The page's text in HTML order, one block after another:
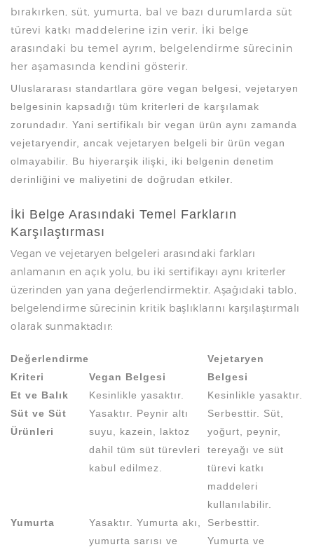
bırakırken, süt, yumurta, bal ve bazı durumlarda süt
türevi katkı maddelerine izin verir. İki belge
arasındaki bu temel ayrım, belgelendirme sürecinin
her aşamasında kendini gösterir.
Uluslararası standartlara göre vegan belgesi, vejetaryen
belgesinin kapsadığı tüm kriterleri de karşılamak
zorundadır. Yani sertifikalı bir vegan ürün aynı zamanda
vejetaryendir, ancak vejetaryen belgeli bir ürün vegan
olmayabilir. Bu hiyerarşik ilişki, iki belgenin denetim
derinliğini ve maliyetini de doğrudan etkiler.
İki Belge Arasındaki Temel Farkların
Karşılaştırması
Vegan ve vejetaryen belgeleri arasındaki farkları
anlamanın en açık yolu, bu iki sertifikayı aynı kriterler
üzerinden yan yana değerlendirmektir. Aşağıdaki tablo,
belgelendirme sürecinin kritik başlıklarını karşılaştırmalı
olarak sunmaktadır:
Değerlendirme
Kriteri
Vegan Belgesi
Vejetaryen
Belgesi
Et ve Balık
Kesinlikle yasaktır.
Kesinlikle yasaktır.
Süt ve Süt
Ürünleri
Yasaktır. Peynir altı
suyu, kazein, laktoz
dahil tüm süt türevleri
kabul edilmez.
Serbesttir. Süt,
yoğurt, peynir,
tereyağı ve süt
türevi katkı
maddeleri
kullanılabilir.
Yumurta
Yasaktır. Yumurta akı,
yumurta sarısı ve
Serbesttir.
Yumurta ve